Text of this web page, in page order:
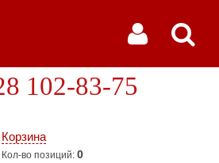
Корзина
Кол-во позиций: 0
102-83-75